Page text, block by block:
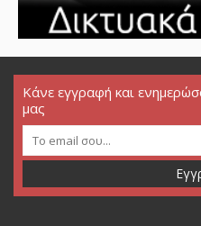
Κάνε εγγραφή και
μας